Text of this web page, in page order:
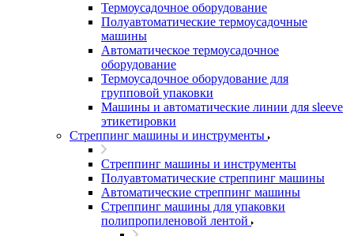
Термоусадочное оборудование
Полуавтоматические термоусадочные
машины
Автоматическое термоусадочное
оборудование
Термоусадочное оборудование для
групповой упаковки
Машины и автоматические линии для sleeve
этикетировки
Стреппинг машины и инструменты
Стреппинг машины и инструменты
Полуавтоматические стреппинг машины
Автоматические стреппинг машины
Стреппинг машины для упаковки
полипропиленовой лентой